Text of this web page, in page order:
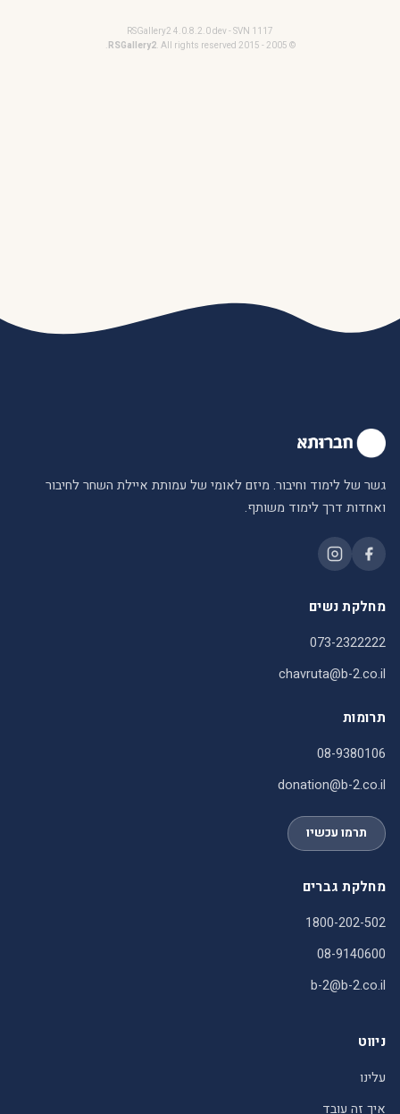
RSGallery2 4.0.8.2.0 dev - SVN 1117
© 2005 - 2015
RSGallery2. All rights reserved.
גשר של לימוד וחיבור. מיזם לאומי של עמותת איילת השחר לחיבור
ואחדות דרך לימוד משותף.
מחלקת נשים
073-2322222
chavruta@b-2.co.il
תרומות
08-9380106
donation@b-2.co.il
תרמו עכשיו
מחלקת גברים
1800-202-502
08-9140600
b-2@b-2.co.il
ניווט
עלינו
איך זה עובד